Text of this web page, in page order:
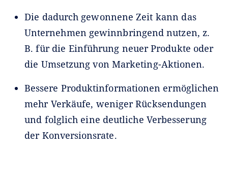
Die dadurch gewonnene Zeit kann das
Unternehmen gewinnbringend nutzen, z.
B. für die Einführung neuer Produkte oder
die Umsetzung von Marketing-Aktionen.
Bessere Produktinformationen ermöglichen
mehr Verkäufe, weniger Rücksendungen
und folglich eine deutliche Verbesserung
der Konversionsrate.